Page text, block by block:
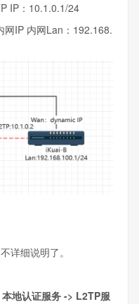
IP：10.1.0.1/24
网IP 内网Lan：192.168.
详细说明了。
地认证服务 -> L2TP服